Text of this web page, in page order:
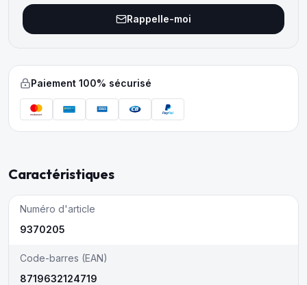
Rappelle-moi
Paiement 100% sécurisé
Caractéristiques
Numéro d'article
9370205
Code-barres (EAN)
8719632124719